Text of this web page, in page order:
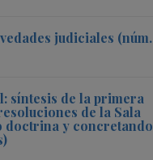
judiciales (núm.
síntesis de la primera
de la Sala
doctrina y concretando